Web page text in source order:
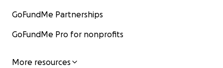
GoFundMe Partnerships
GoFundMe Pro for nonprofits
More resources